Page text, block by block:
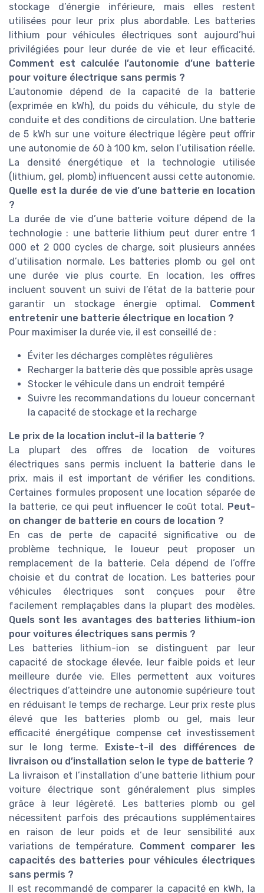
stockage d’énergie inférieure, mais elles restent
utilisées pour leur prix plus abordable. Les batteries
lithium pour véhicules électriques sont aujourd’hui
privilégiées pour leur durée de vie et leur efficacité.
Comment est calculée l’autonomie d’une batterie
pour voiture électrique sans permis ?
L’autonomie dépend de la capacité de la batterie
(exprimée en kWh), du poids du véhicule, du style de
conduite et des conditions de circulation. Une batterie
de 5 kWh sur une voiture électrique légère peut offrir
une autonomie de 60 à 100 km, selon l’utilisation réelle.
La densité énergétique et la technologie utilisée
(lithium, gel, plomb) influencent aussi cette autonomie.
Quelle est la durée de vie d’une batterie en location
?
La durée de vie d’une batterie voiture dépend de la
technologie : une batterie lithium peut durer entre 1
000 et 2 000 cycles de charge, soit plusieurs années
d’utilisation normale. Les batteries plomb ou gel ont
une durée vie plus courte. En location, les offres
incluent souvent un suivi de l’état de la batterie pour
garantir un stockage énergie optimal. Comment
entretenir une batterie électrique en location ?
Pour maximiser la durée vie, il est conseillé de :
Éviter les décharges complètes régulières
Recharger la batterie dès que possible après usage
Stocker le véhicule dans un endroit tempéré
Suivre les recommandations du loueur concernant
la capacité de stockage et la recharge
Le prix de la location inclut-il la batterie ?
La plupart des offres de location de voitures
électriques sans permis incluent la batterie dans le
prix, mais il est important de vérifier les conditions.
Certaines formules proposent une location séparée de
la batterie, ce qui peut influencer le coût total. Peut-
on changer de batterie en cours de location ?
En cas de perte de capacité significative ou de
problème technique, le loueur peut proposer un
remplacement de la batterie. Cela dépend de l’offre
choisie et du contrat de location. Les batteries pour
véhicules électriques sont conçues pour être
facilement remplaçables dans la plupart des modèles.
Quels sont les avantages des batteries lithium-ion
pour voitures électriques sans permis ?
Les batteries lithium-ion se distinguent par leur
capacité de stockage élevée, leur faible poids et leur
meilleure durée vie. Elles permettent aux voitures
électriques d’atteindre une autonomie supérieure tout
en réduisant le temps de recharge. Leur prix reste plus
élevé que les batteries plomb ou gel, mais leur
efficacité énergétique compense cet investissement
sur le long terme. Existe-t-il des différences de
livraison ou d’installation selon le type de batterie ?
La livraison et l’installation d’une batterie lithium pour
voiture électrique sont généralement plus simples
grâce à leur légèreté. Les batteries plomb ou gel
nécessitent parfois des précautions supplémentaires
en raison de leur poids et de leur sensibilité aux
variations de température. Comment comparer les
capacités des batteries pour véhicules électriques
sans permis ?
Il est recommandé de comparer la capacité en kWh, la